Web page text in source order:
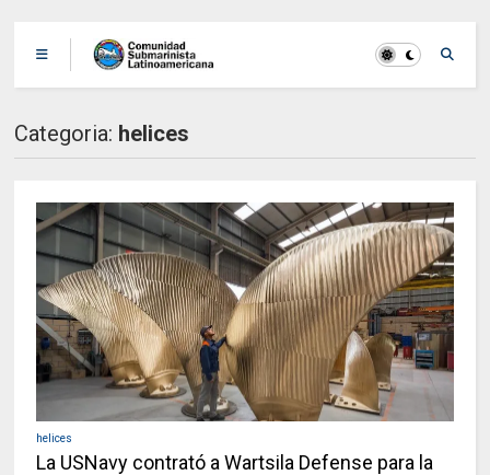
Categoria: helices
helices
La USNavy contrató a Wartsila Defense para la